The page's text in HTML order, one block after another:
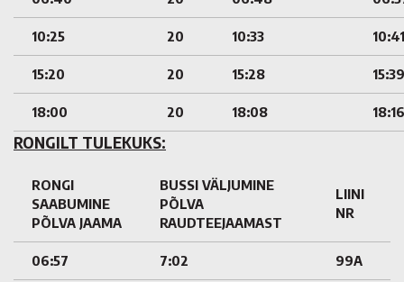
10:25 20 10:33 10:41
15:20 20 15:28 15:39
18:00 20 18:08 18:16
RONGILT TULEKUKS:
RONGI
SAABUMINE
PÕLVA JAAMA
BUSSI VÄLJUMINE
PÕLVA
RAUDTEEJAAMAST
LIINI
NR
06:57 7:02 99A